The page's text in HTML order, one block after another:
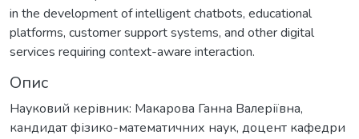
in the development of intelligent chatbots, educational
platforms, customer support systems, and other digital
services requiring context-aware interaction.
Опис
Науковий керівник: Макарова Ганна Валеріївна,
кандидат фізико-математичних наук, доцент кафедри